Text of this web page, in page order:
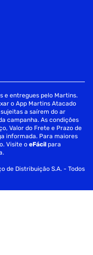
e entregues pelo Martins.
o App Martins Atacado
a saírem do ar
campanha. As condições
Valor do Frete e Prazo de
informada. Para maiores
Visite oeFácil para
de Distribuição S.A. - Todos